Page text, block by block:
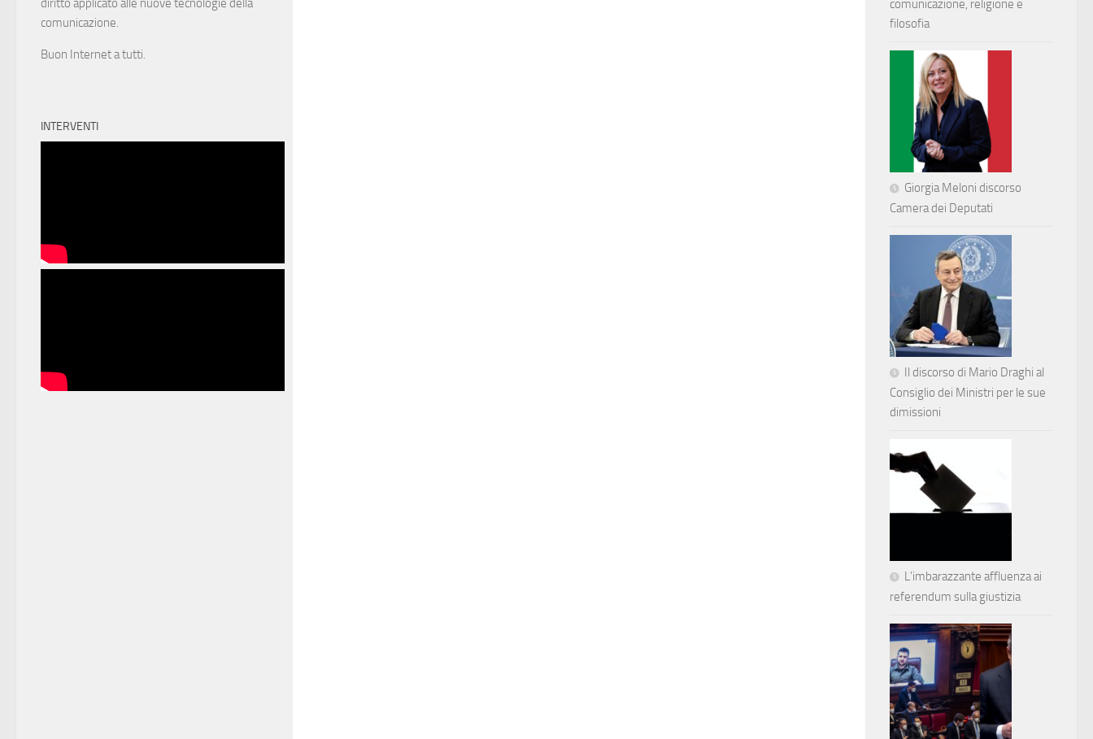
comunicazione.
Buon Internet a tutti.
INTERVENTI
comunicazione, religione e
filosofia
Giorgia Meloni discorso
Camera dei Deputati
Il discorso di Mario Draghi al
Consiglio dei Ministri per le sue
dimissioni
L’imbarazzante affluenza ai
referendum sulla giustizia